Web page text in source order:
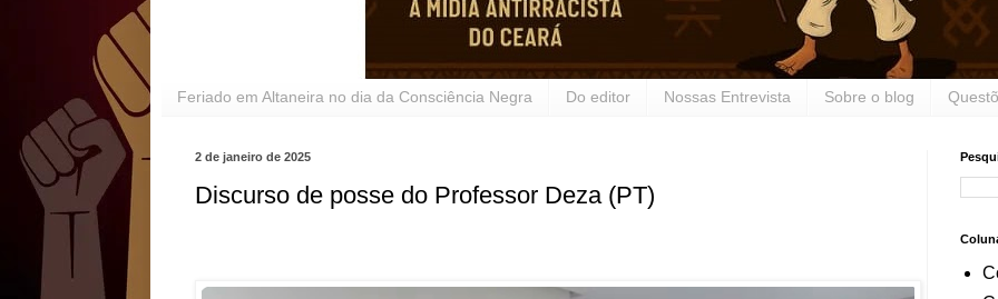
Feriado em Altaneira no dia da Consciência Negra Do editor Nossas Entrevista Sobre o blog
2 de janeiro de 2025
Discurso de posse do Professor Deza (PT)